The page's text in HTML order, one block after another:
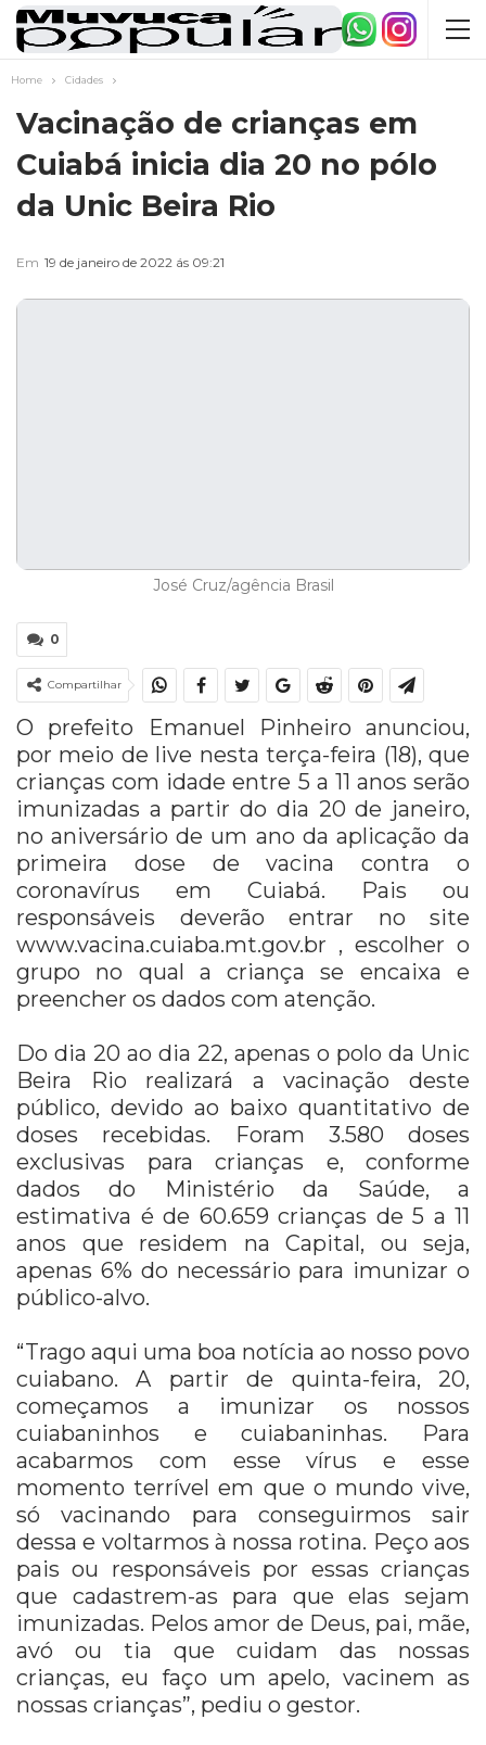
Home Cidades
Vacinação de crianças em
Cuiabá inicia dia 20 no pólo
da Unic Beira Rio
Em 19 de janeiro de 2022 ás 09:21
José Cruz/agência Brasil
0
Compartilhar
O prefeito Emanuel Pinheiro anunciou,
por meio de live nesta terça-feira (18), que
crianças com idade entre 5 a 11 anos serão
imunizadas a partir do dia 20 de janeiro,
no aniversário de um ano da aplicação da
primeira dose de vacina contra o
coronavírus em Cuiabá. Pais ou
responsáveis deverão entrar no site
www.vacina.cuiaba.mt.gov.br , escolher o
grupo no qual a criança se encaixa e
preencher os dados com atenção.
Do dia 20 ao dia 22, apenas o polo da Unic
Beira Rio realizará a vacinação deste
público, devido ao baixo quantitativo de
doses recebidas. Foram 3.580 doses
exclusivas para crianças e, conforme
dados do Ministério da Saúde, a
estimativa é de 60.659 crianças de 5 a 11
anos que residem na Capital, ou seja,
apenas 6% do necessário para imunizar o
público-alvo.
“Trago aqui uma boa notícia ao nosso povo
cuiabano. A partir de quinta-feira, 20,
começamos a imunizar os nossos
cuiabaninhos e cuiabaninhas. Para
acabarmos com esse vírus e esse
momento terrível em que o mundo vive,
só vacinando para conseguirmos sair
dessa e voltarmos à nossa rotina. Peço aos
pais ou responsáveis por essas crianças
que cadastrem-as para que elas sejam
imunizadas. Pelos amor de Deus, pai, mãe,
avó ou tia que cuidam das nossas
crianças, eu faço um apelo, vacinem as
nossas crianças”, pediu o gestor.